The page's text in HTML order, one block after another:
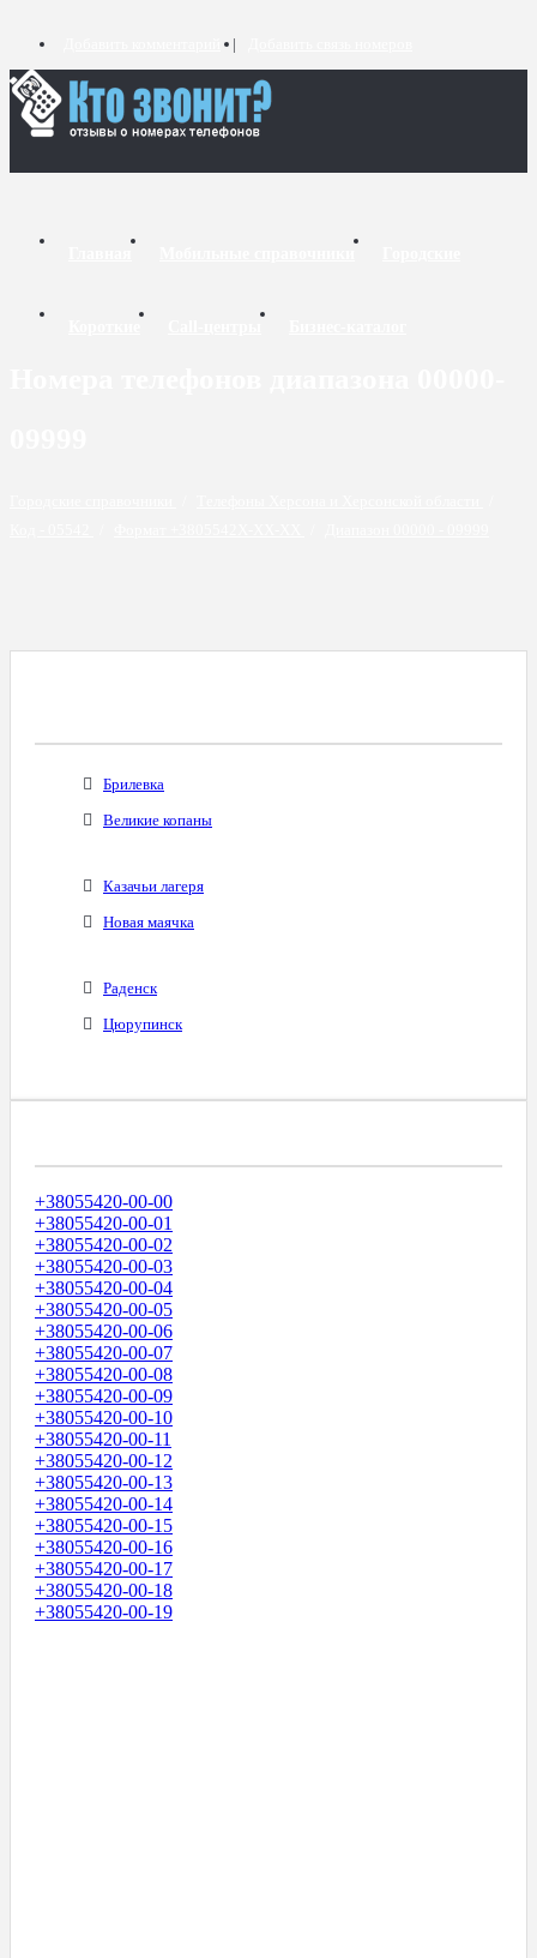
Брилевка
Великие копаны
Казачьи лагеря
Новая маячка
Раденск
Цюрупинск
+38055420-00-00
+38055420-00-01
+38055420-00-02
+38055420-00-03
+38055420-00-04
+38055420-00-05
+38055420-00-06
+38055420-00-07
+38055420-00-08
+38055420-00-09
+38055420-00-10
+38055420-00-11
+38055420-00-12
+38055420-00-13
+38055420-00-14
+38055420-00-15
+38055420-00-16
+38055420-00-17
+38055420-00-18
+38055420-00-19